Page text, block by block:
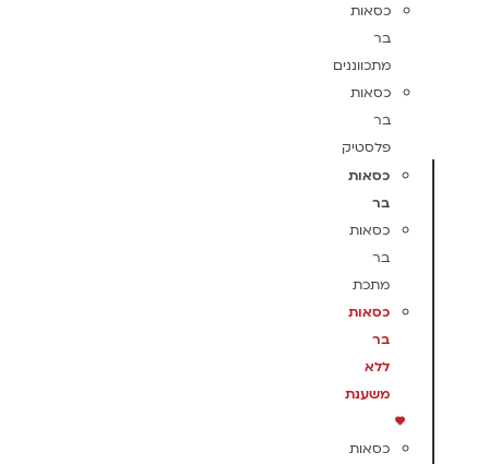
כסאות
בר
מתכווננים
כסאות
בר
פלסטיק
כסאות
בר
כסאות
בר
מתכת
כסאות
בר
ללא
משענת
כסאות